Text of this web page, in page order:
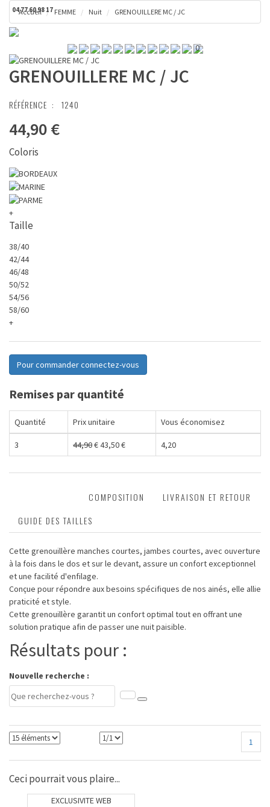
04 77 60 98 17
0
Accueil FEMME Nuit GRENOUILLERE MC / JC
GRENOUILLERE MC / JC
RÉFÉRENCE : 1240
44,90 €
Coloris
+
Taille
38/40
42/44
46/48
50/52
54/56
58/60
+
Pour commander connectez-vous
Remises par quantité
Quantité Prix unitaire Vous économisez
3 44,90€43,50€ 4,20
COMPOSITION
LIVRAISON ET RETOUR
GUIDE DES TAILLES
Cette grenouillère manches courtes, jambes courtes, avec ouverture
à la fois dans le dos et sur le devant, assure un confort exceptionnel
et une facilité d'enfilage.
Conçue pour répondre aux besoins spécifiques de nos ainés, elle allie
praticité et style.
Cette grenouillère garantit un confort optimal tout en offrant une
solution pratique afin de passer une nuit paisible.
Résultats pour :
Nouvelle recherche :
1
Ceci pourrait vous plaire...
EXCLUSIVITE WEB